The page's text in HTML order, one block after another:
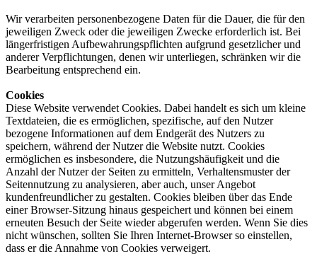
Wir verarbeiten personenbezogene Daten für die Dauer, die für den
jeweiligen Zweck oder die jeweiligen Zwecke erforderlich ist. Bei
längerfristigen Aufbewahrungspflichten aufgrund gesetzlicher und
anderer Verpflichtungen, denen wir unterliegen, schränken wir die
Bearbeitung entsprechend ein.
Cookies
Diese Website verwendet Cookies. Dabei handelt es sich um kleine
Textdateien, die es ermöglichen, spezifische, auf den Nutzer
bezogene Informationen auf dem Endgerät des Nutzers zu
speichern, während der Nutzer die Website nutzt. Cookies
ermöglichen es insbesondere, die Nutzungshäufigkeit und die
Anzahl der Nutzer der Seiten zu ermitteln, Verhaltensmuster der
Seitennutzung zu analysieren, aber auch, unser Angebot
kundenfreundlicher zu gestalten. Cookies bleiben über das Ende
einer Browser-Sitzung hinaus gespeichert und können bei einem
erneuten Besuch der Seite wieder abgerufen werden. Wenn Sie dies
nicht wünschen, sollten Sie Ihren Internet-Browser so einstellen,
dass er die Annahme von Cookies verweigert.